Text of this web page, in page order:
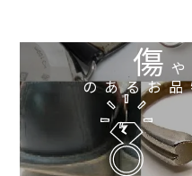
傷や
のあるお